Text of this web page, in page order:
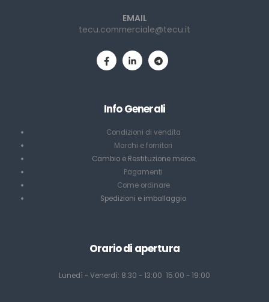
EMAIL
tecu.commerciale@tecu.it
Info Generali
Condizioni di vendita
Marchi e fornitori
Cambio e Restituzione merce
Pagamenti
Come ordinare
Spedizioni e imballaggio
Orario di apertura
Lunedì - Venerdì: 8:30 - 13:00 15:00 - 19:00